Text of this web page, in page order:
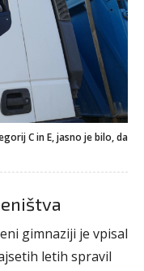
C in E, jasno je bilo, da
gimnaziji je vpisal
letih spravil